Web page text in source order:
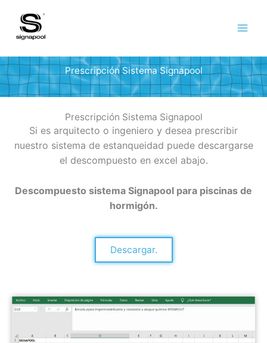
content
Prescripción Sistema Signapool
Prescripción Sistema Signapool
Si es arquitecto o ingeniero y desea prescribir
nuestro sistema de estanqueidad puede descargarse
el descompuesto en excel abajo.
Descompuesto sistema Signapool para piscinas de
hormigón.
Descargar.